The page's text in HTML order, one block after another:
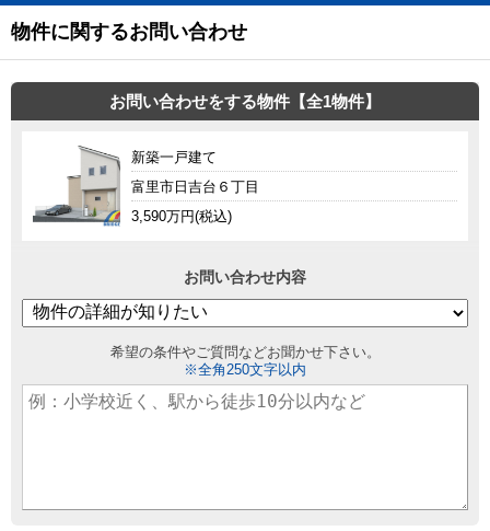
物件に関するお問い合わせ
お問い合わせをする物件【全1物件】
新築一戸建て
富里市日吉台６丁目
3,590万円(税込)
お問い合わせ内容
希望の条件やご質問などお聞かせ下さい。
※全角250文字以内